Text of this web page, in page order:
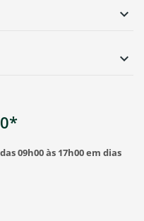
09h00 às 17h00 em dias

